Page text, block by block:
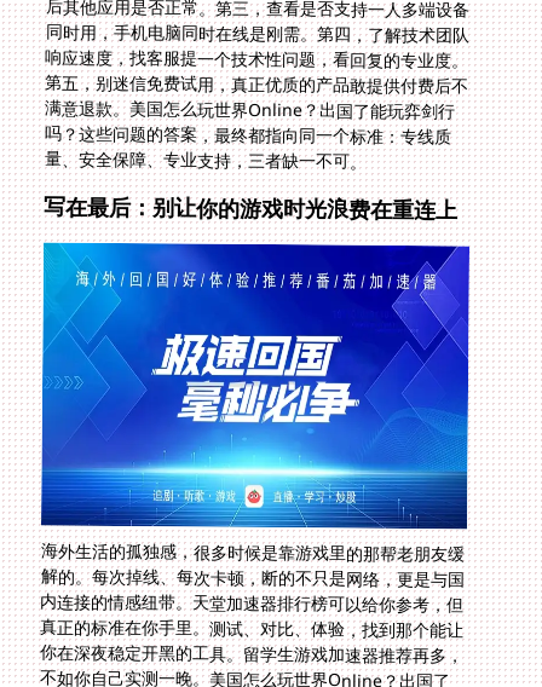
量、安全保障、专业支持，三者缺一不可。
写在最后：别让你的游戏时光浪费在重连上
海外生活的孤独感，很多时候是靠游戏里的那帮老朋友缓
解的。每次掉线、每次卡顿，断的不只是网络，更是与国
内连接的情感纽带。天堂加速器排行榜可以给你参考，但
真正的标准在你手里。测试、对比、体验，找到那个能让
你在深夜稳定开黑的工具。留学生游戏加速器推荐再多，
不如你自己实测一晚。美国怎么玩世界Online？出国了
能玩弈剑行吗？答案已经很明显——选对加速器，这些问
题根本不成立。别让地理距离成为你和国服之间的障碍，
技术本该让连接更简单。现在就去测试，今晚的团本还来